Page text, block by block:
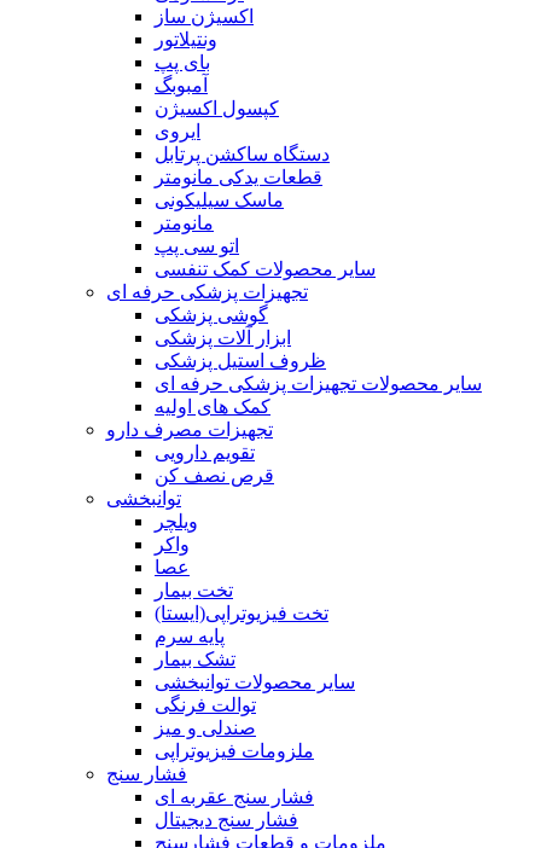
اکسیژن ساز
ونتیلاتور
بای پپ
آمبوبگ
کپسول اکسیژن
ایروی
دستگاه ساکشن پرتابل
قطعات یدکی مانومتر
ماسک سیلیکونی
مانومتر
اتو سی پپ
سایر محصولات کمک تنفسی
تجهیزات پزشکی حرفه ای
گوشی پزشکی
ابزار آلات پزشکی
ظروف استیل پزشکی
سایر محصولات تجهیزات پزشکی حرفه ای
کمک های اولیه
تجهیزات مصرف دارو
تقویم دارویی
قرص نصف کن
توانبخشی
ویلچر
واکر
عصا
تخت بیمار
تخت فیزیوتراپی(ایستا)
پایه سرم
تشک بیمار
سایر محصولات توانبخشی
توالت فرنگی
صندلی و میز
ملزومات فیزیوتراپی
فشار سنج
فشار سنج عقربه ای
فشار سنج دیجیتال
ملزومات و قطعات فشارسنج